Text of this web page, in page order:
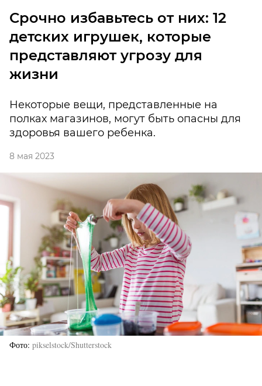
Срочно избавьтесь от них: 12
детских игрушек, которые
представляют угрозу для
жизни
Некоторые вещи, представленные на
полках магазинов, могут быть опасны для
здоровья вашего ребенка.
8 мая 2023
Фото pikselstock/Shutterstock